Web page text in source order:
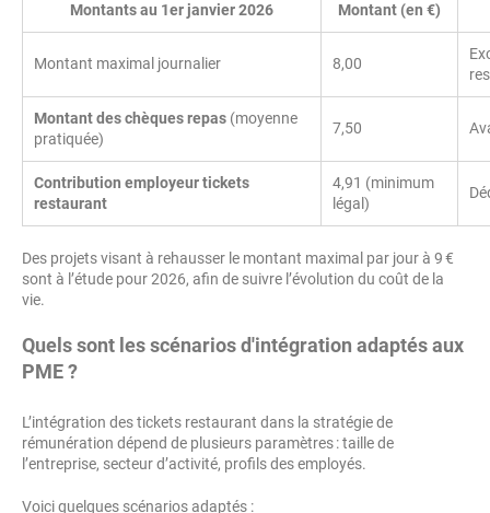
Montants au 1er janvier 2026 Montant (en €)
Montant maximal journalier 8,00
Montant des chèques repas (moyenne
pratiquée)
7,50
Contribution employeur tickets
restaurant
4,91 (minimum
légal)
Des projets visant à rehausser le montant maximal par jour à 9 €
sont à l’étude pour 2026, afin de suivre l’évolution du coût de la
vie.
Quels sont les scénarios d'intégration adaptés aux
PME ?
L’intégration des tickets restaurant dans la stratégie de
rémunération dépend de plusieurs paramètres : taille de
l’entreprise, secteur d’activité, profils des employés.
Voici quelques scénarios adaptés :